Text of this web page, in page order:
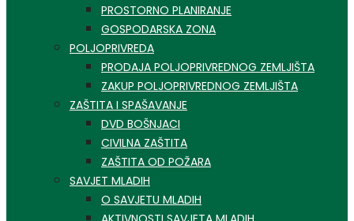
PROSTORNO PLANIRANJE
GOSPODARSKA ZONA
POLJOPRIVREDA
PRODAJA POLJOPRIVREDNOG ZEMLJIŠTA
ZAKUP POLJOPRIVREDNOG ZEMLJIŠTA
ZAŠTITA I SPAŠAVANJE
DVD BOŠNJACI
CIVILNA ZAŠTITA
ZAŠTITA OD POŽARA
SAVJET MLADIH
O SAVJETU MLADIH